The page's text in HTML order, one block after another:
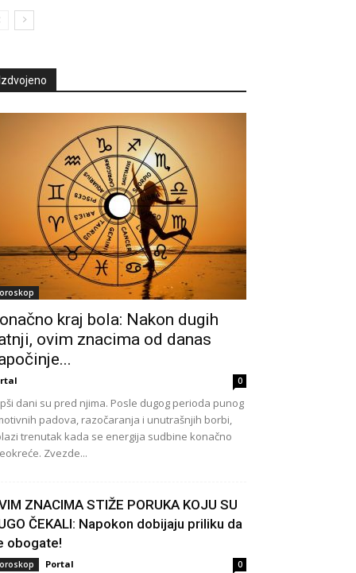
Izdvojeno
kraj bola: Nakon dugih
ovim znacima od danas
0
dani su pred njima. Posle dugog perioda punog
padova, razočaranja i unutrašnjih borbi,
trenutak kada se energija sudbine konačno
Zvezde...
ZNACIMA STIŽE PORUKA KOJU SU
ČEKALI: Napokon dobijaju priliku da
obogate!
Portal 0